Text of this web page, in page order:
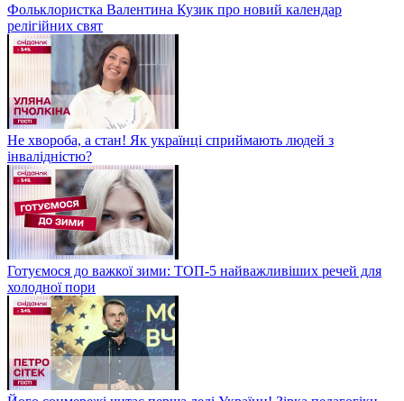
Фольклористка Валентина Кузик про новий календар
релігійних свят
Не хвороба, а стан! Як українці сприймають людей з
інвалідністю?
Готуємося до важкої зими: ТОП-5 найважливіших речей для
холодної пори